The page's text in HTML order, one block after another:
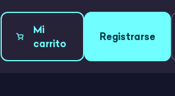
Mi
carrito
Registrarse